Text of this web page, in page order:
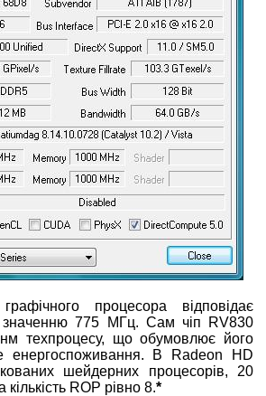
процесора відповідає
значенню 775 МГц. Сам чіп RV830
техпроцесу, що обумовлює його
енергоспоживання. В Radeon HD
шейдерних процесорів, 20
кількість ROP рівно 8.*